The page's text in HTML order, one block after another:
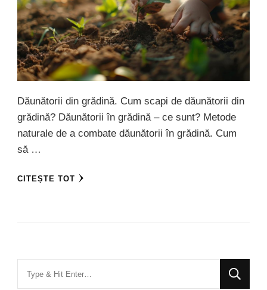
Dăunătorii din grădină. Cum scapi de dăunătorii din
grădină? Dăunătorii în grădină – ce sunt? Metode
naturale de a combate dăunătorii în grădină. Cum
să …
CITEȘTE TOT